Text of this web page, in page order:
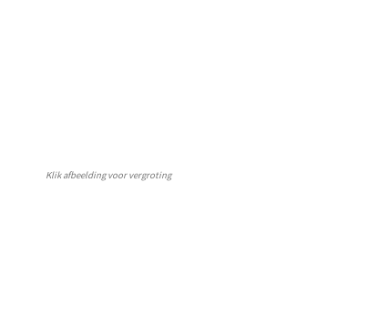
Klik afbeelding voor vergroting